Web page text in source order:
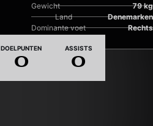
Gewicht 79 kg
Dominante voet Rechts
Land Denemarken
DOELPUNTEN
0
ASSISTS
0